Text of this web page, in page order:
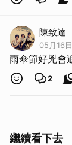
陳致達
05月16
雨傘節好兇會
2
繼續看下去